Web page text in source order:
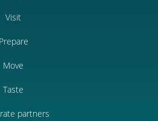
Visit
Prepare
Move
Taste
partners